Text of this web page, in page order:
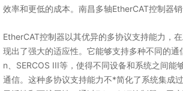
效率和更低的成本。南昌多轴EtherCAT控制器
EtherCAT控制器以其优异的多协议支持能力，
现出了强大的适应性。它能够支持多种不同的
n、SERCOS III等，使得不同设备和系统之间能
通信。这种多协议支持能力不*简化了系统集成